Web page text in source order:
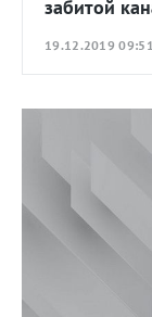
забитой
19.12.2019 09:51